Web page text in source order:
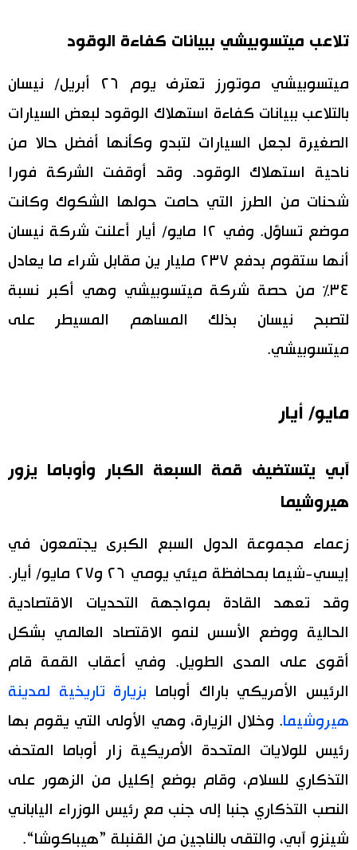
تلاعب ميتسوبيشي ببيانات كفاءة الوقود
ميتسوبيشي موتورز تعترف يوم ٢٦ أبريل/ نيسان
بالتلاعب ببيانات كفاءة استهلاك الوقود لبعض السيارات
الصغيرة لجعل السيارات لتبدو وكأنها أفضل حالا من
ناحية استهلاك الوقود. وقد أوقفت الشركة فورا
شحنات من الطرز التي حامت حولها الشكوك وكانت
موضع تساؤل. وفي ١٢ مايو/ أيار أعلنت شركة نيسان
أنها ستقوم بدفع ٢٣٧ مليار ين مقابل شراء ما يعادل
٣٤٪ من حصة شركة ميتسوبيشي وهي أكبر نسبة
لتصبح نيسان بذلك المساهم المسيطر على
ميتسوبيشي.
مايو/ أيار
آبي يتستضيف قمة السبعة الكبار وأوباما يزور
هيروشيما
زعماء مجموعة الدول السبع الكبرى يجتمعون في
إيسي-شيما بمحافظة ميئي يومي ٢٦ و٢٧ مايو/ أيار.
وقد تعهد القادة بمواجهة التحديات الاقتصادية
الحالية ووضع الأسس لنمو الاقتصاد العالمي بشكل
أقوى على المدى الطويل. وفي أعقاب القمة قام
الرئيس الأمريكي باراك أوباما بزيارة تاريخية لمدينة
هيروشيما. وخلال الزيارة، وهي الأولى التي يقوم بها
رئيس للولايات المتحدة الأمريكية زار أوباما المتحف
التذكاري للسلام، وقام بوضع إكليل من الزهور على
النصب التذكاري جنبا إلى جنب مع رئيس الوزراء الياباني
شينزو آبي، والتقى بالناجين من القنبلة ”هيباكوشا“.